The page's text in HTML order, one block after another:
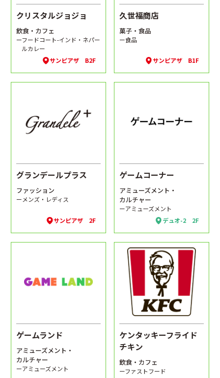
クリスタルジョジョ
飲食・カフェ
ーフードコート-インド・ネパー
ルカレー
サンピアザ B2F
久世福商店
菓子・食品
ー食品
サンピアザ B1F
グランデールプラス
ファッション
ーメンズ・レディス
サンピアザ 2F
ゲームコーナー
アミューズメント・
カルチャー
ーアミューズメント
デュオ-2 2F
ゲームランド
アミューズメント・
カルチャー
ーアミューズメント
ケンタッキーフライド
チキン
飲食・カフェ
ーファストフード